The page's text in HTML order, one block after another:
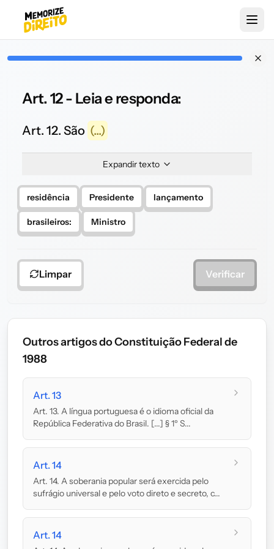
Art. 12 - Leia e responda:
Art. 12. São (...)
Expandir texto
residência Presidente lançamento
brasileiros: Ministro
Limpar Verificar
Outros artigos do Constituição Federal de
1988
Art. 13
Art. 13. A língua portuguesa é o idioma oficial da
República Federativa do Brasil. [...] § 1º S...
Art. 14
Art. 14. A soberania popular será exercida pelo
sufrágio universal e pelo voto direto e secreto, c...
Art. 14